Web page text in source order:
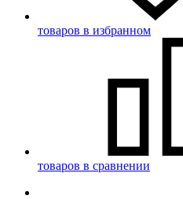
товаров в избранном
товаров в сравнении